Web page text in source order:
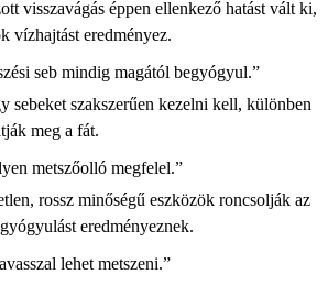
visszavágás éppen ellenkező hatást vált ki,
vízhajtást eredményez.
seb mindig magától begyógyul.”
sebeket szakszerűen kezelni kell, különben
meg a fát.
metszőolló megfelel.”
rossz minőségű eszközök roncsolják az
eredményeznek.
lehet metszeni.”